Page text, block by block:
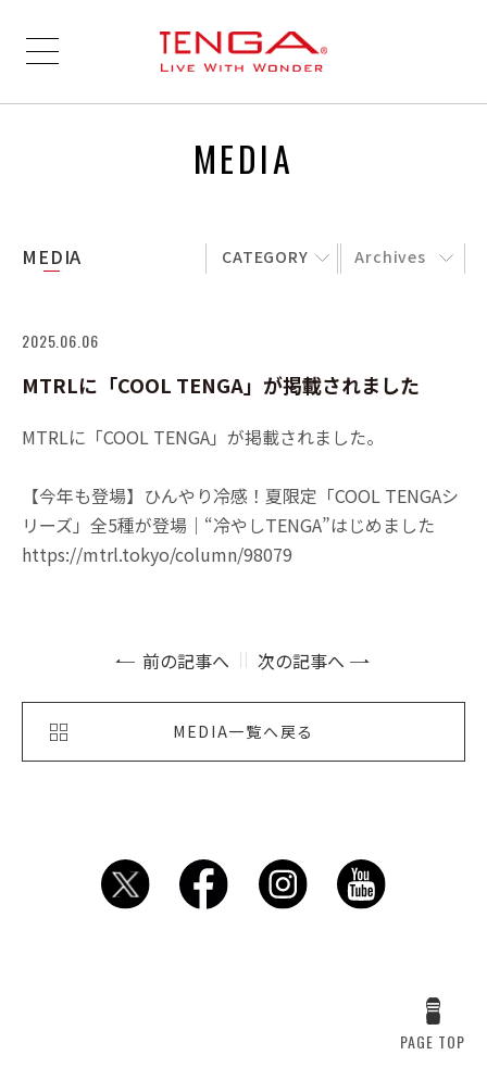
MEDIA
MEDIA CATEGORY Archives
2025.06.06
MTRLに「COOL TENGA」が掲載されました
MTRLに「COOL TENGA」が掲載されました。
【今年も登場】ひんやり冷感！夏限定「COOL TENGAシ
リーズ」全5種が登場｜“冷やしTENGA”はじめました
https://mtrl.tokyo/column/98079
前の記事へ 次の記事へ
MEDIA一覧へ戻る
PAGE TOP